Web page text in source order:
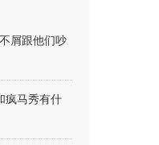
屑跟他们吵
疯马秀有什